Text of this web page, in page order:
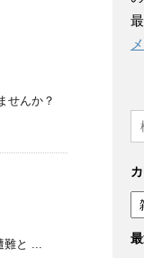
せんか？
難と ...
カ
テ
ゴ